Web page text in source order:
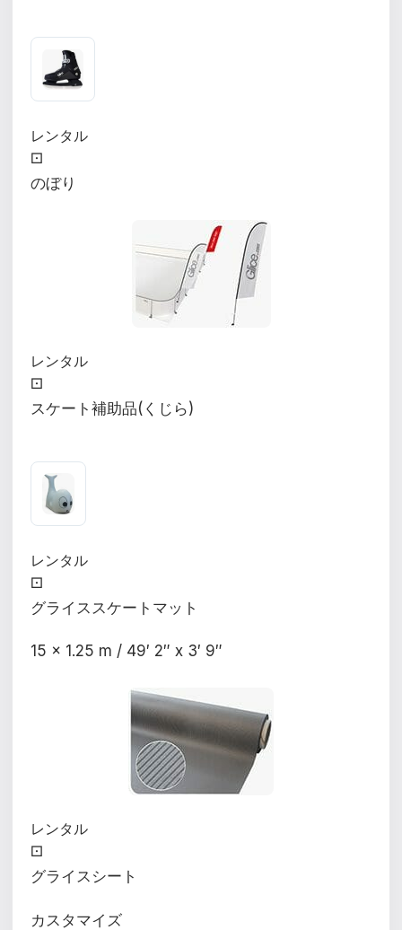
レンタル
⚀
のぼり
レンタル
⚀
スケート補助品(くじら)
レンタル
⚀
グライススケートマット
15 x 1.25 m / 49′ 2″ x 3′ 9″
レンタル
⚀
グライスシート
カスタマイズ